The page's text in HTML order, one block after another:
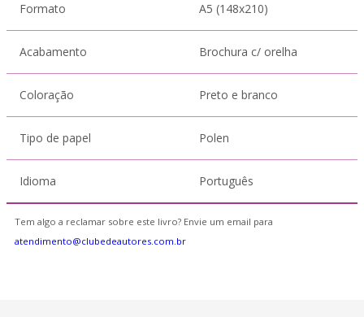
Formato A5 (148x210)
Acabamento Brochura c/ orelha
Coloração Preto e branco
Tipo de papel Polen
Idioma Português
Tem algo a reclamar sobre este livro? Envie um email para
atendimento@clubedeautores.com.br